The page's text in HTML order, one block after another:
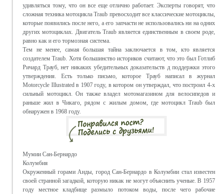
удивляться тому, что он все еще отлично работает. Эксперты говорят, что
сложная техника мотоцикла Traub превосходит все классические мотоциклы,
которые появились после него, а его запчасти не использовались ни на одних
других мотоциклах. Двигатель Traub является единственным в своем роде,
равно как и его тормозная система.
Тем не менее, самая большая тайна заключается в том, кто является
создателем Traub. Хотя большинство историков считают, что это был Готлиб
Ричард Трауб, нет никаких убедительных доказательств д поддержки этого
утверждения. Есть только письмо, которое Трауб написал в журнал
Motorcycle Illustrated в 1907 году, в котором он утверждал, что построил 4-х
сильный мотоцикл. Он также владел мотомагазином для велосипедов и
раньше жил в Чикаго, рядом с жилым домом, где мотоцикл Traub был
обнаружен в 1968 году.
Мумии Сан-Бернардо
Колумбия
Окруженный горами Анды, город Сан-Бернардо в Колумбии стал известен
своей странной загадкой, которую никак не могут объяснить ученые. В 1957
году местное кладбище размыло потоком воды, после чего рабочие